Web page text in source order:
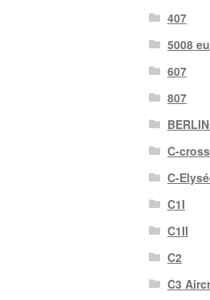
407
5008 eu
607
807
C-
C-
C1I
C1II
C2
C3